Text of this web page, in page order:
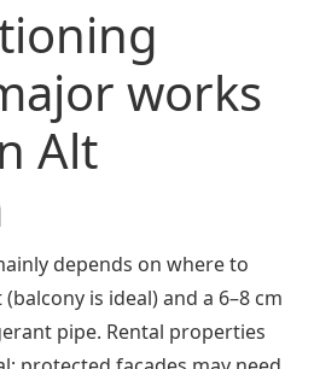
works
Alt
depends on where to
is ideal) and a 6–8 cm
pipe. Rental properties